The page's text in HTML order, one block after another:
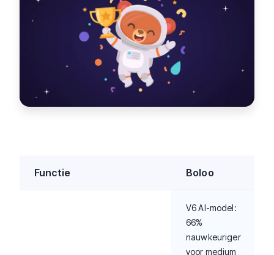
Functie Boloo
V6 AI-model:
66%
nauwkeuriger
voor medium